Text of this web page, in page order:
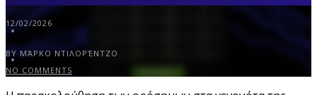
12/02/2026
BY ΜΆΡΚΟ ΝΤΙΛΟΡΈΝΤΖΟ
NO COMMENTS